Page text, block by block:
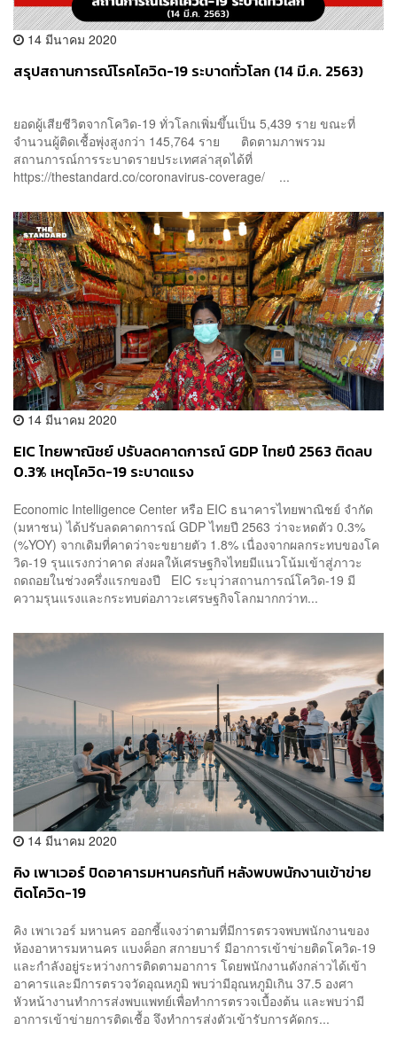
14 มีนาคม 2020
สรุปสถานการณ์โรคโควิด-19 ระบาดทั่วโลก (14 มี.ค. 2563)
ยอดผู้เสียชีวิตจากโควิด-19 ทั่วโลกเพิ่มขึ้นเป็น 5,439 ราย ขณะที่
จำนวนผู้ติดเชื้อพุ่งสูงกว่า 145,764 ราย ติดตามภาพรวม
สถานการณ์การระบาดรายประเทศล่าสุดได้ที่
https://thestandard.co/coronavirus-coverage/ ...
14 มีนาคม 2020
EIC ไทยพาณิชย์ ปรับลดคาดการณ์ GDP ไทยปี 2563 ติดลบ
0.3% เหตุโควิด-19 ระบาดแรง
Economic Intelligence Center หรือ EIC ธนาคารไทยพาณิชย์ จำกัด
(มหาชน) ได้ปรับลดคาดการณ์ GDP ไทยปี 2563 ว่าจะหดตัว 0.3%
(%YOY) จากเดิมที่คาดว่าจะขยายตัว 1.8% เนื่องจากผลกระทบของโค
วิด-19 รุนแรงกว่าคาด ส่งผลให้เศรษฐกิจไทยมีแนวโน้มเข้าสู่ภาวะ
ถดถอยในช่วงครึ่งแรกของปี EIC ระบุว่าสถานการณ์โควิด-19 มี
ความรุนแรงและกระทบต่อภาวะเศรษฐกิจโลกมากกว่าท...
14 มีนาคม 2020
คิง เพาเวอร์ ปิดอาคารมหานครทันที หลังพบพนักงานเข้าข่าย
ติดโควิด-19
คิง เพาเวอร์ มหานคร ออกชี้แจงว่าตามที่มีการตรวจพบพนักงานของ
ห้องอาหารมหานคร แบงค็อก สกายบาร์ มีอาการเข้าข่ายติดโควิด-19
และกำลังอยู่ระหว่างการติดตามอาการ โดยพนักงานดังกล่าวได้เข้า
อาคารและมีการตรวจวัดอุณหภูมิ พบว่ามีอุณหภูมิเกิน 37.5 องศา
หัวหน้างานทำการส่งพบแพทย์เพื่อทำการตรวจเบื้องต้น และพบว่ามี
อาการเข้าข่ายการติดเชื้อ จึงทำการส่งตัวเข้ารับการคัดกร...